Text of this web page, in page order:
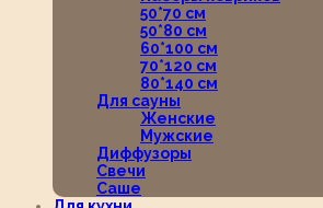
50*70 см
50*80 см
60*100 см
70*120 см
80*140 см
Для сауны
Женские
Мужские
Диффузоры
Свечи
Саше